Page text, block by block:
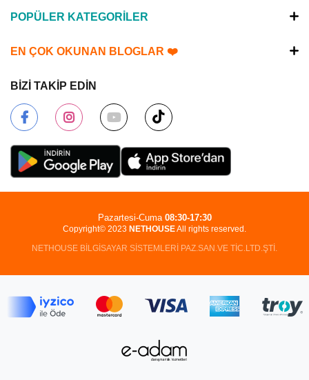
POPÜLER KATEGORİLER
EN ÇOK OKUNAN BLOGLAR ❤️
BİZİ TAKİP EDİN
Copyright© 2023 NETHOUSEAll rights reserved.
NETHOUSE BİLGİSAYAR SİSTEMLERİ PAZ.SAN.VE TİC.LTD.ŞTİ.
Pazartesi-Cuma 08:30-17:30